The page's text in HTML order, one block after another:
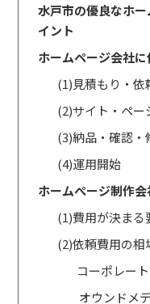
水戸市の優良なホ
イント
ホームページ会社
(1)見積もり・依
(2)サイト・ペー
(3)納品・確認・
(4)運用開始
ホームぺージ制作
(1)費用が決まる
(2)依頼費用の相
コーポレー
オウンドメ